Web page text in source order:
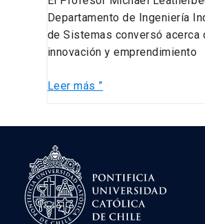
Departamento de Ingeniería
de Sistemas conversó acerca
innovación y emprendimiento
Leer más ”